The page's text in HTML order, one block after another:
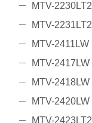
MTV-2230LT2
MTV-2231LT2
MTV-2411LW
MTV-2417LW
MTV-2418LW
MTV-2420LW
MTV-2423LT2